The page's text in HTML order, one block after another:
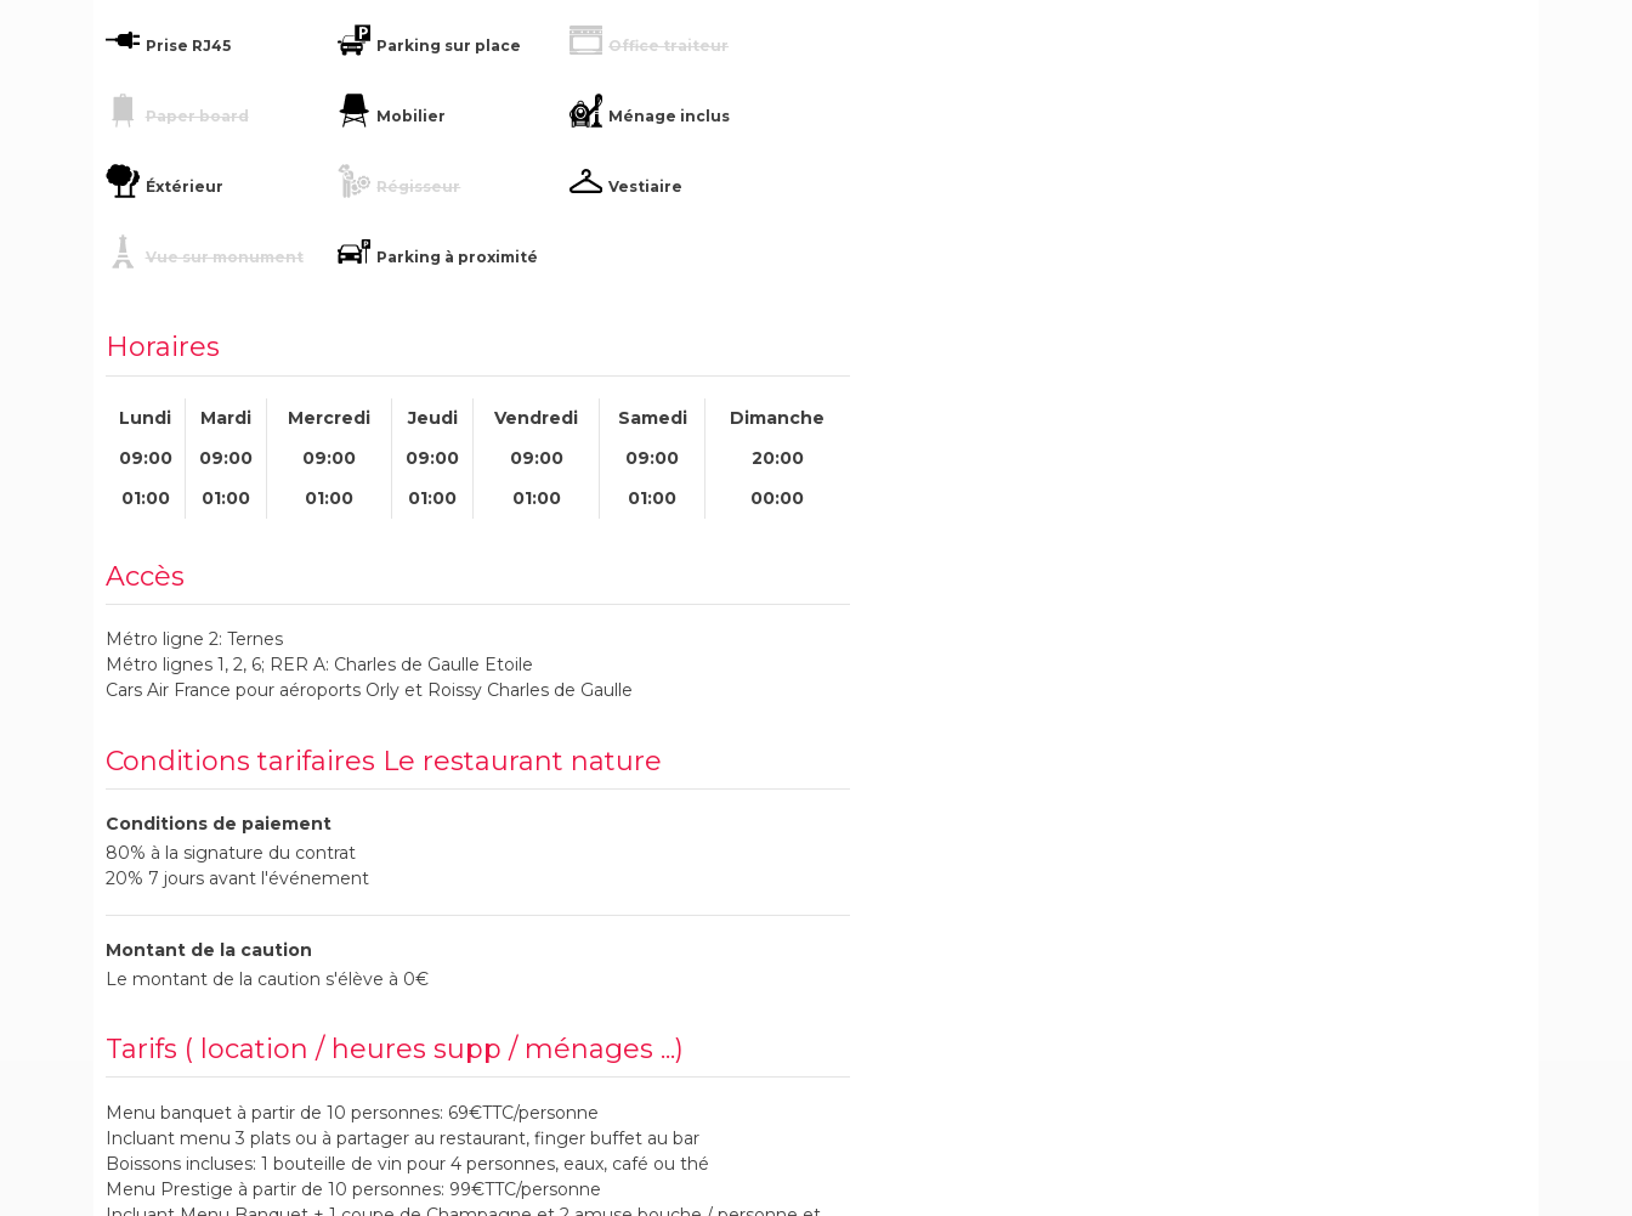
Prise RJ45 Parking sur place Office traiteur
Paper board Mobilier Ménage inclus
Éxtérieur Régisseur Vestiaire
Vue sur monument Parking à proximité
Horaires
Lundi Mardi Mercredi Jeudi Vendredi Samedi
Dimanche
09:00
09:00 09:00 09:00 09:00 09:00
20:00
01:00
01:00 01:00 01:00 01:00 01:00 00:00
Accès
Métro ligne 2: Ternes
Métro lignes 1, 2, 6; RER A: Charles de Gaulle Etoile
Cars Air France pour aéroports Orly et Roissy Charles de Gaulle
Conditions tarifaires Le restaurant nature
Conditions de paiement
80% à la signature du contrat
20% 7 jours avant l'événement
Montant de la caution
Le montant de la caution s'élève à 0€
Tarifs ( location / heures supp / ménages ...)
Menu banquet à partir de 10 personnes: 69€TTC/personne
Incluant menu 3 plats ou à partager au restaurant, finger buffet au bar
Boissons incluses: 1 bouteille de vin pour 4 personnes, eaux, café ou thé
Menu Prestige à partir de 10 personnes: 99€TTC/personne